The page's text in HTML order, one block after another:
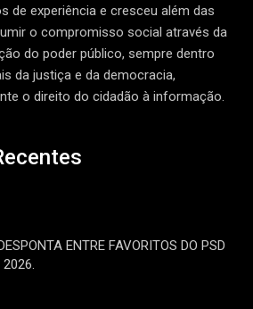
de experiência e cresceu além das
o compromisso social através da
do poder público, sempre dentro
da justiça e da democracia,
o direito do cidadão à informação.
ENTRE FAVORITOS DO PSD
2026.